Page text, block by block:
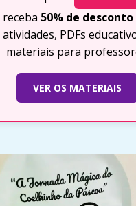
receba 50% de desconto
atividades, PDFs
materiais para
VER OS MATERIAIS